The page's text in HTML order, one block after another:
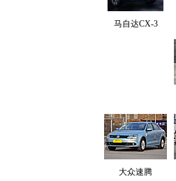
马自达CX-3
大众速腾